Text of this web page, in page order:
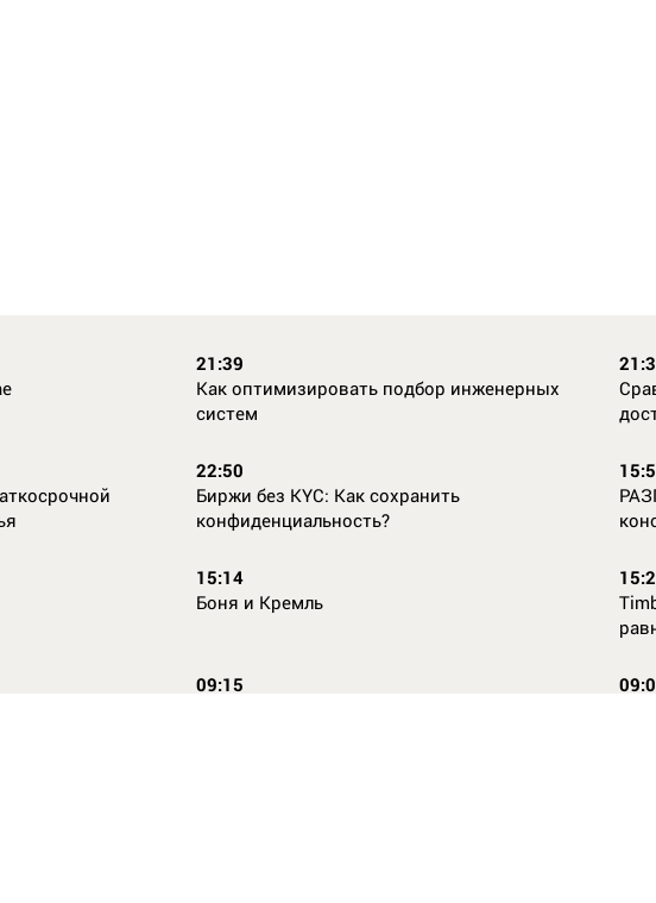
21:39
Как оптимизировать подбор инженерных
систем
22:50
Биржи без KYC: Как сохранить
конфиденциальность?
15:14
Боня и Кремль
09:15